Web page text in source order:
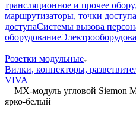
трансляционное и прочее
маршрутизаторы, точки доступа
доступаСистемы вызова
оборудование
—
Розетки модульные
Вилки, коннекторы,
VIVA
—MX-модуль угловой Siemon
ярко-белый